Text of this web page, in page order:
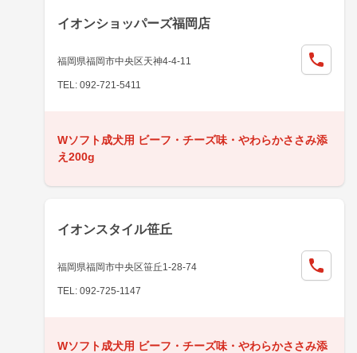
イオンショッパーズ福岡店
福岡県福岡市中央区天神4-4-11
TEL: 092-721-5411
Wソフト成犬用 ビーフ・チーズ味・やわらかささみ添
え200g
イオンスタイル笹丘
福岡県福岡市中央区笹丘1-28-74
TEL: 092-725-1147
Wソフト成犬用 ビーフ・チーズ味・やわらかささみ添